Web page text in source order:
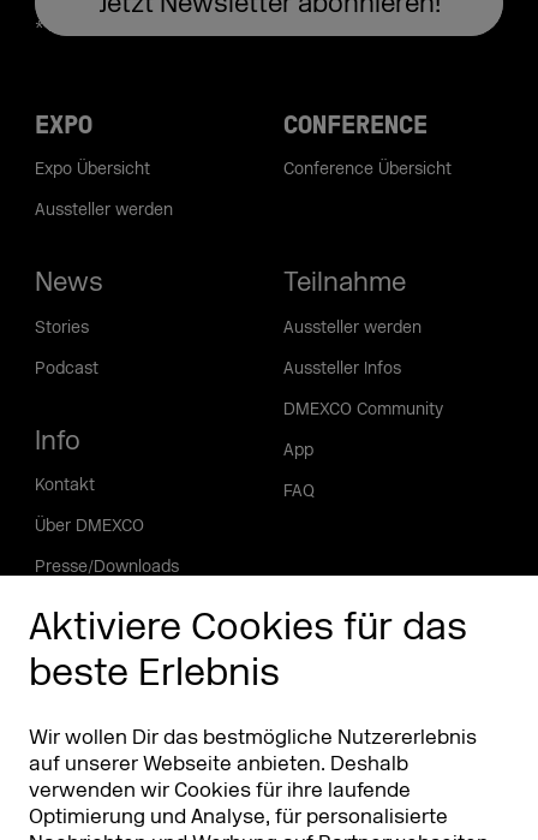
Aktiviere Cookies für das
beste Erlebnis
Wir wollen Dir das bestmögliche Nutzererlebnis
auf unserer Webseite anbieten. Deshalb
verwenden wir Cookies für ihre laufende
Optimierung und Analyse, für personalisierte
EXPO
Expo Übersicht
Aussteller werden
CONFERENCE
Conference Übersicht
News
Stories
Podcast
Info
Kontakt
Über DMEXCO
Presse/Downloads
Phishing Alarm
Teilnahme
Aussteller werden
Aussteller Infos
DMEXCO Community
App
FAQ
Partner
Partner & Sponsoren DMEXCO Asia